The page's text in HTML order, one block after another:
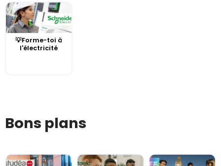
💡Forme-toi à
l'électricité
Bons plans